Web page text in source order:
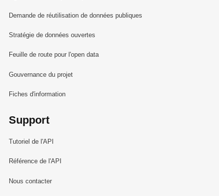
Demande de réutilisation de données publiques
Stratégie de données ouvertes
Feuille de route pour l'open data
Gouvernance du projet
Fiches d'information
Support
Tutoriel de l'API
Référence de l'API
Nous contacter